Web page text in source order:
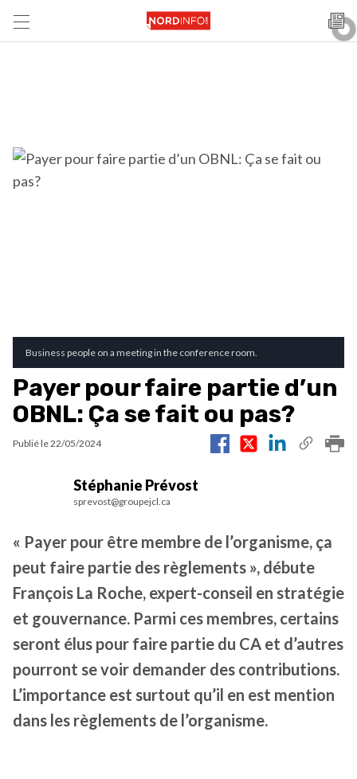
Business people on a meeting in the conference room.
Payer pour faire partie d’un
OBNL: Ça se fait ou pas?
Publié le22/05/2024
Stéphanie Prévost
sprevost@groupejcl.ca
« Payer pour être membre de l’organisme, ça
peut faire partie des règlements », débute
François La Roche, expert-conseil en stratégie
et gouvernance. Parmi ces membres, certains
seront élus pour faire partie du CA et d’autres
pourront se voir demander des contributions.
L’importance est surtout qu’il en est mention
dans les règlements de l’organisme.